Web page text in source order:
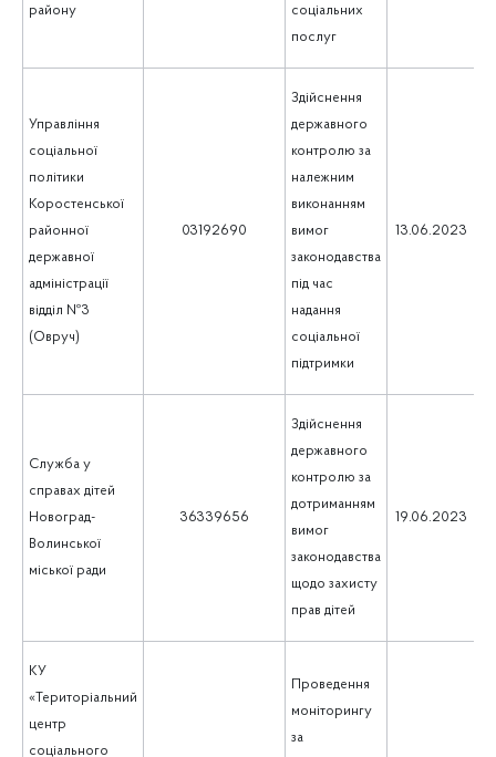
району
соціальних
послуг
Управління
соціальної
політики
Коростенської
районної
державної
адміністрації
відділ №3
(Овруч)
03192690
Здійснення
державного
контролю за
належним
виконанням
вимог
законодавства
під час
надання
соціальної
підтримки
13.06.2023
Служба у
справах дітей
Новоград-
Волинської
міської ради
36339656
Здійснення
державного
контролю за
дотриманням
вимог
законодавства
щодо захисту
прав дітей
19.06.2023
КУ
«Територіальний
центр
соціального
Проведення
моніторингу
за